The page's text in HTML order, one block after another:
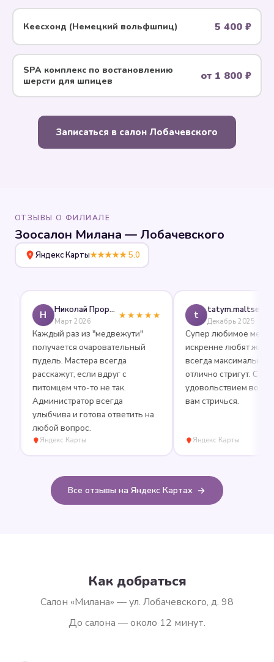
Кеесхонд (Немецкий вольфшпиц) 5 400 ₽
SPA комплекс по воcтановлению
шерсти для шпицев
от 1 800 ₽
Записаться в салон Лобачевского
ОТЗЫВЫ О ФИЛИАЛЕ
Зоосалон Милана — Лобачевского
Яндекс Карты★★★★★ 5.0
Николай Прорешный
Март 2026
★★★★★
Каждый раз из "медвежути"
получается очаровательный
пудель. Мастера всегда
расскажут, если вдруг с
питомцем что-то не так.
Администратор всегда
улыбчива и готова ответить на
любой вопрос.
Яндекс Карты
tatym.maltseva
Декабрь 2025
Супер любимое место,
искренне любят
всегда максимально
отлично стригут. С
удовольствием вожу
вам стричься.
Яндекс Карты
Все отзывы на Яндекс Картах
Как добраться
Салон «Милана» — ул. Лобачевского, д. 98
До салона — около 12 минут.